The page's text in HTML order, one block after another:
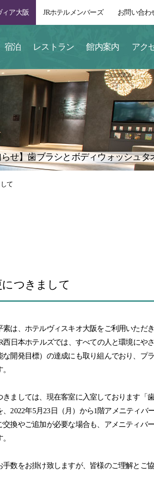
ィア大阪 JRホテルメンバーズ お問い合わ
宿泊 レストラン 館内案内 アク
せ】歯ブラシとボディウォッシュ
て
つきまして
素は、ホテルヴィスキオ大阪をご利用いただ
西日本ホテルズでは、すべての人と環境にや
な開発目標）の達成にも取り組んでおり、プ
きましては、現在客室に入室しております「
、2022年5月23日（月）から1階アメニティバ
交換やご追加が必要な場合も、アメニティバ
手数をお掛け致しますが、皆様のご理解とご